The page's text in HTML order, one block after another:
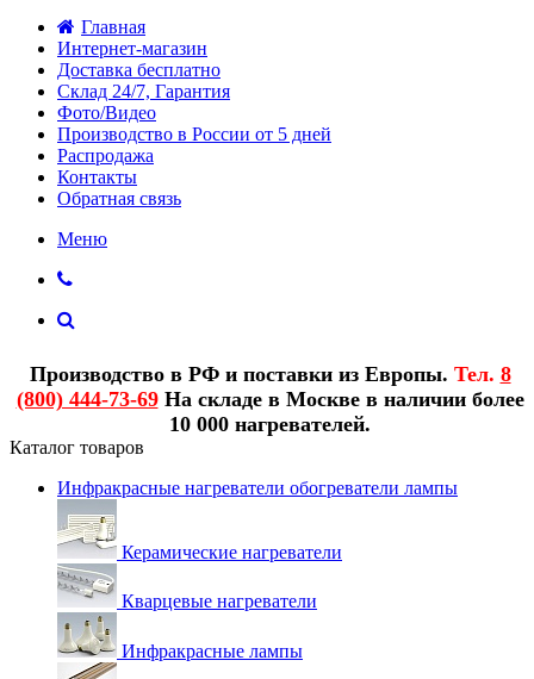
Главная
Интернет-магазин
Доставка бесплатно
Склад 24/7, Гарантия
Фото/Видео
Производство в России от 5 дней
Распродажа
Контакты
Обратная связь
Меню
Производство в РФ и поставки из Европы. Тел. 8
(800) 444-73-69На складе в Москве в наличии более
10 000 нагревателей.
Каталог товаров
Инфракрасные нагреватели обогреватели лампы
Керамические нагреватели
Кварцевые нагреватели
Инфракрасные лампы